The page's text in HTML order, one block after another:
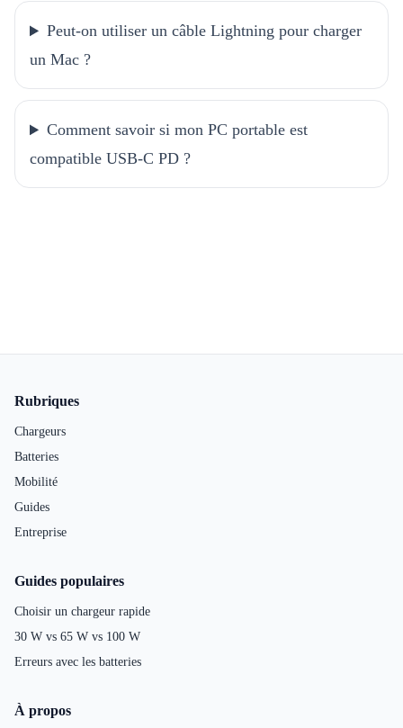
Peut-on utiliser un câble Lightning pour charger
un Mac ?
Comment savoir si mon PC portable est
compatible USB-C PD ?
Rubriques
Chargeurs
Batteries
Mobilité
Guides
Entreprise
Guides populaires
Choisir un chargeur rapide
30 W vs 65 W vs 100 W
Erreurs avec les batteries
À propos